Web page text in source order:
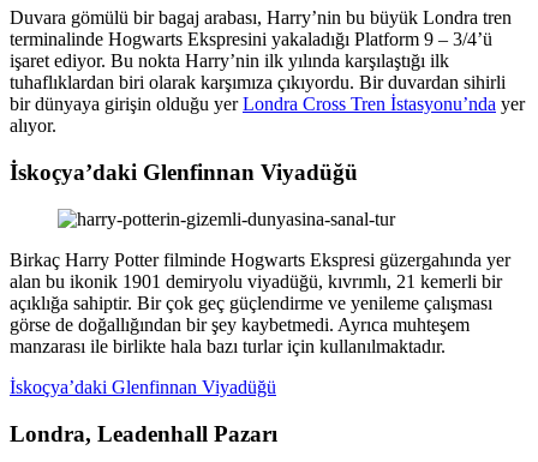
Duvara gömülü bir bagaj arabası, Harry’nin bu büyük Londra tren
terminalinde Hogwarts Ekspresini yakaladığı Platform 9 – 3/4’ü
işaret ediyor. Bu nokta Harry’nin ilk yılında karşılaştığı ilk
tuhaflıklardan biri olarak karşımıza çıkıyordu. Bir duvardan sihirli
bir dünyaya girişin olduğu yerLondra Cross Tren İstasyonu’nda yer
alıyor.
İskoçya’daki Glenfinnan Viyadüğü
Birkaç Harry Potter filminde Hogwarts Ekspresi güzergahında yer
alan bu ikonik 1901 demiryolu viyadüğü, kıvrımlı, 21 kemerli bir
açıklığa sahiptir. Bir çok geç güçlendirme ve yenileme çalışması
görse de doğallığından bir şey kaybetmedi. Ayrıca muhteşem
manzarası ile birlikte hala bazı turlar için kullanılmaktadır.
İskoçya’daki Glenfinnan Viyadüğü
Londra, Leadenhall Pazarı